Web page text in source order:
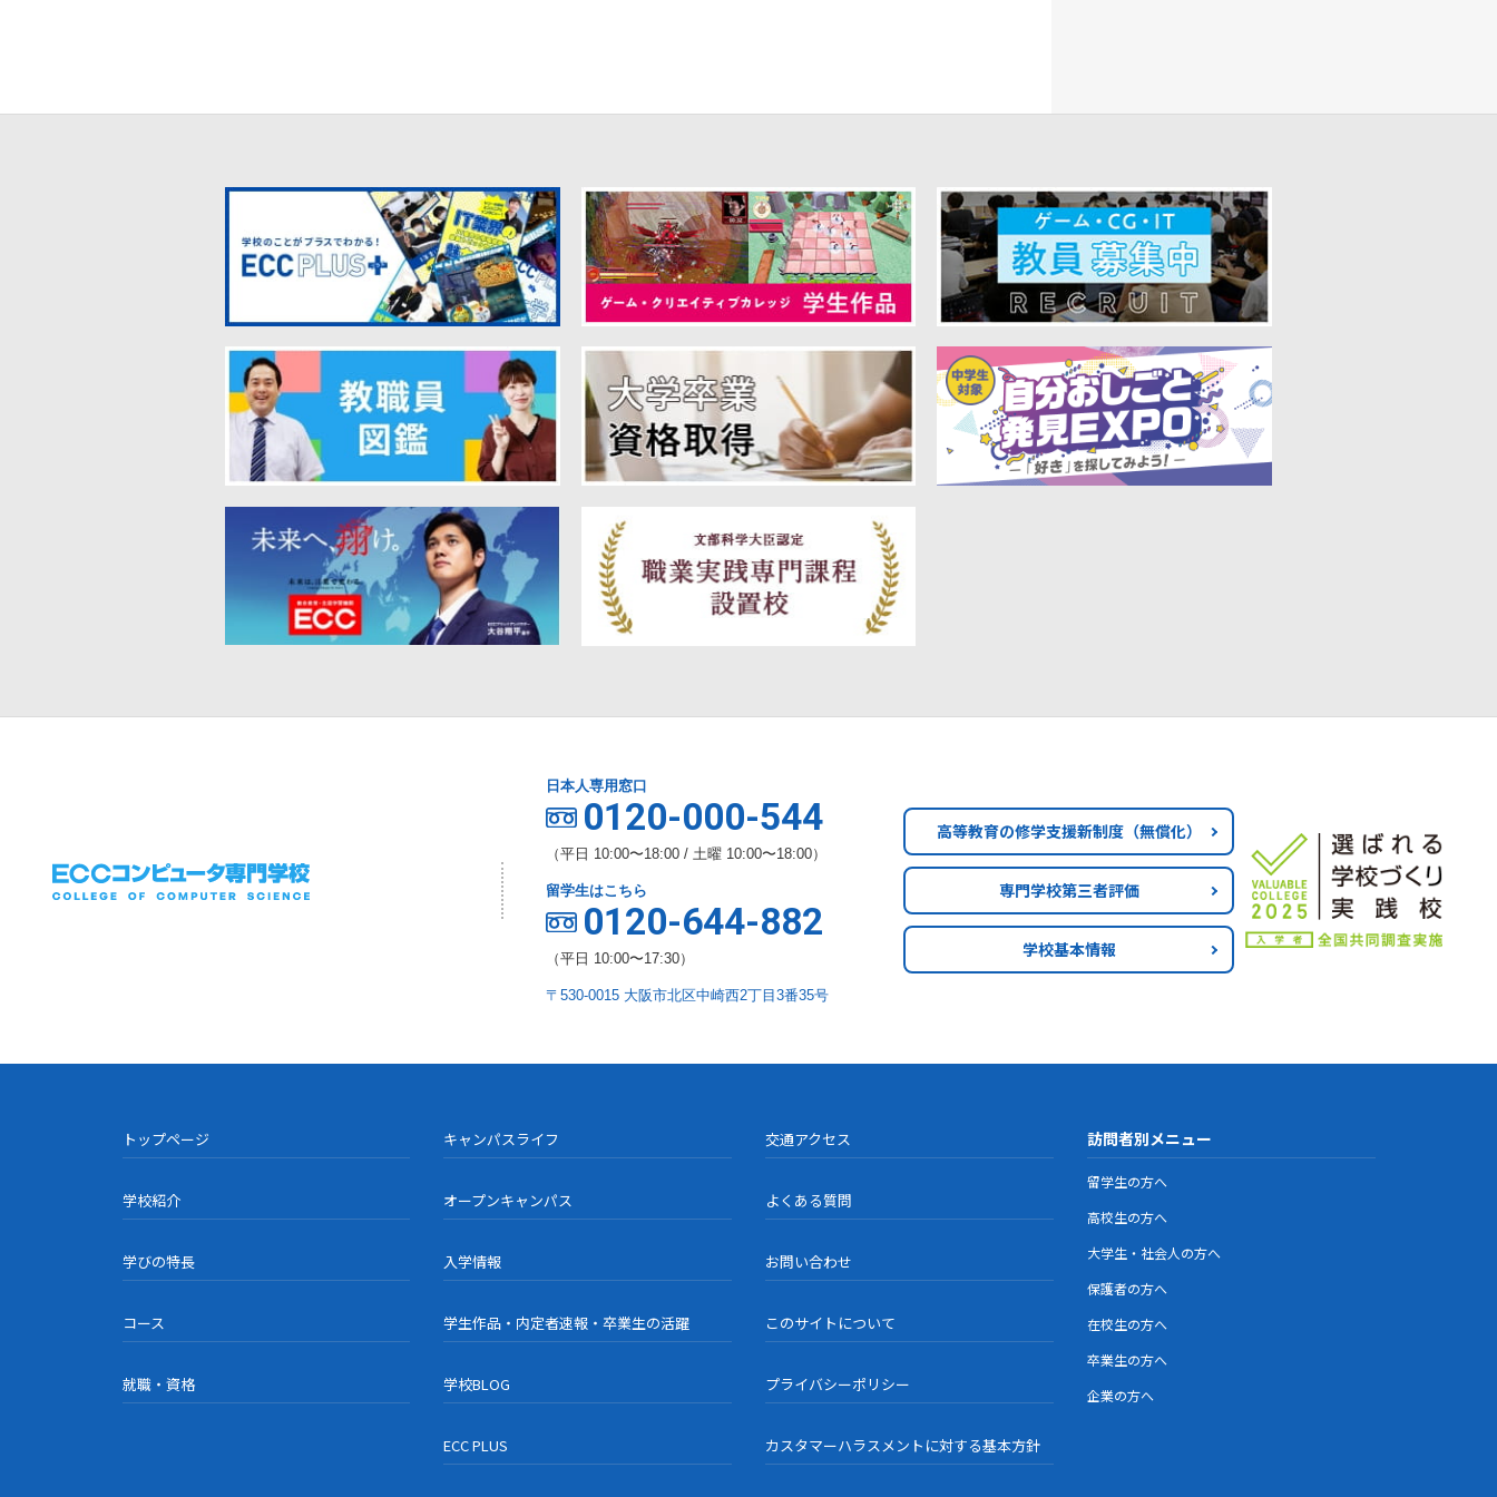
日本人専用窓口
0120-000-544
（平日 10:00〜18:00 / 土曜 10:00〜18:00）
留学生はこちら
0120-644-882
（平日 10:00〜17:30）
〒530-0015 大阪市北区中崎西2丁目3番35号
高等教育の修学支援新制度（無償化）
専門学校第三者評価
学校基本情報
トップページ
学校紹介
学びの特長
コース
就職・資格
キャンパスライフ
オープンキャンパス
入学情報
学生作品・内定者速報・卒業生の活躍
学校BLOG
ECC PLUS
交通アクセス
よくある質問
お問い合わせ
このサイトについて
プライバシーポリシー
カスタマーハラスメントに対する基本方針
訪問者別メニュー
留学生の方へ
高校生の方へ
大学生・社会人の方へ
保護者の方へ
在校生の方へ
卒業生の方へ
企業の方へ